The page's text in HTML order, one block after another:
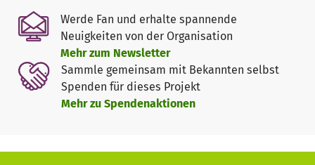
Infrastruktur.
Doch mit dem Abschluss des Baus endet unser Projekt
nicht –jetzt geht es darum, unsere Angebote weiter
auszubauen und unsere Ehrenamtlichen bestmöglich zu
schulen.
Ob Ausbildung, Ausrüstung, Nachwuchsförderung
oder technische Ausstattung: Jeder Beitrag hilft, unsere
Werde Fan und erhalte spannende
Neuigkeiten von der Organisation
Mehr zum Newsletter
Sammle gemeinsam mit Bekannten selbst
Spenden für dieses Projekt
Mehr zu Spendenaktionen